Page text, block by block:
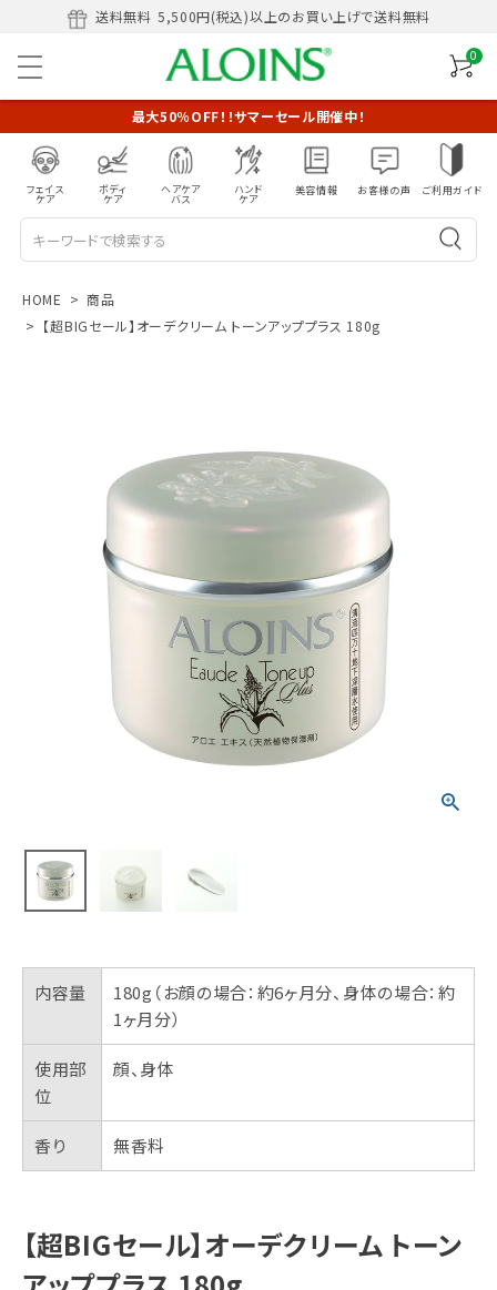
送料無料 5,500円(税込)以上のお買い上げで送料無料
0
最大50％OFF！！サマーセール開催中！
フェイス
ケア
ボディ
ケア
ヘアケア
バス
ハンド
ケア
美容情報 お客様の声 ご利用ガイド
HOME
商品
【超BIGセール】オーデクリーム トーンアッププラス 180g
内容量
180g（お顔の場合：約6ヶ月分、身体の場合：約
1ヶ月分）
使用部
位
顔、身体
香り 無香料
【超BIGセール】オーデクリーム トーン